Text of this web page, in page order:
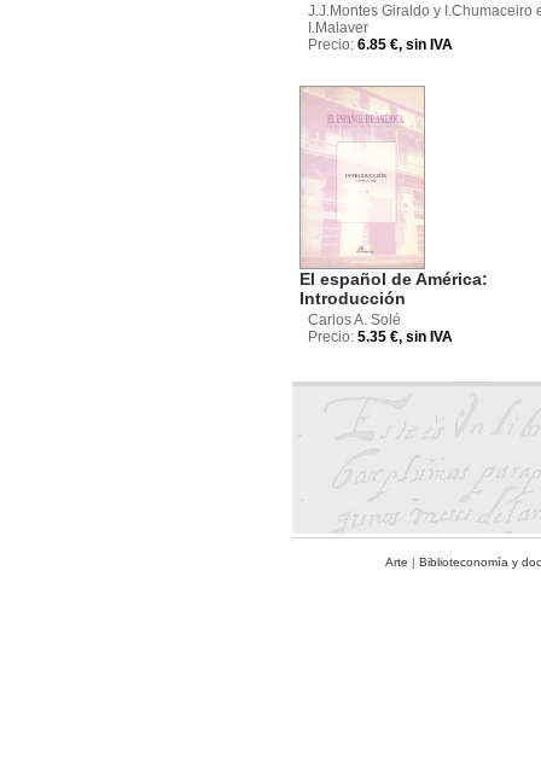
J.J.Montes Giraldo y I.Chumaceiro
I.Malaver
Precio: 6.85 €, sin IVA
El español de América:
Introducción
Carlos A. Solé
Precio: 5.35 €, sin IVA
Arte | Biblioteconomía y